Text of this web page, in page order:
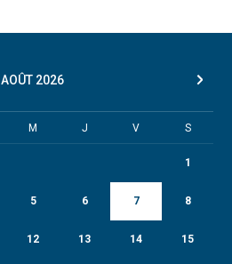
AOÛT 2026
M J V S
1
5 6 7 8
12 13 14 15